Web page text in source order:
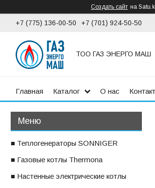
Создать сайт на
+7 (775) 136-00-50 +7 (701) 924-50-50
ТОО ГАЗ ЭНЕРГО МАШ
Главная Каталог О нас
■ Теплогенераторы SONNIGER
■ Газовые котлы Thermona
■ Настенные электрические котлы